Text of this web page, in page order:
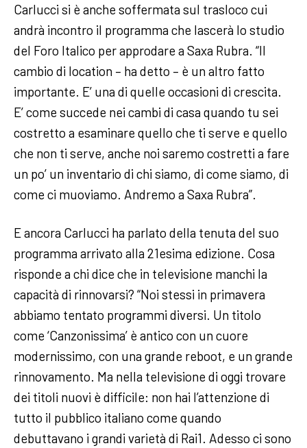
Carlucci si è anche soffermata sul trasloco cui
andrà incontro il programma che lascerà lo studio
del Foro Italico per approdare a Saxa Rubra. “Il
cambio di location – ha detto – è un altro fatto
importante. E’ una di quelle occasioni di crescita.
E’ come succede nei cambi di casa quando tu sei
costretto a esaminare quello che ti serve e quello
che non ti serve, anche noi saremo costretti a fare
un po’ un inventario di chi siamo, di come siamo, di
come ci muoviamo. Andremo a Saxa Rubra”.
E ancora Carlucci ha parlato della tenuta del suo
programma arrivato alla 21esima edizione. Cosa
risponde a chi dice che in televisione manchi la
capacità di rinnovarsi? “Noi stessi in primavera
abbiamo tentato programmi diversi. Un titolo
come ‘Canzonissima’ è antico con un cuore
modernissimo, con una grande reboot, e un grande
rinnovamento. Ma nella televisione di oggi trovare
dei titoli nuovi è difficile: non hai l’attenzione di
tutto il pubblico italiano come quando
debuttavano i grandi varietà di Rai1. Adesso ci sono